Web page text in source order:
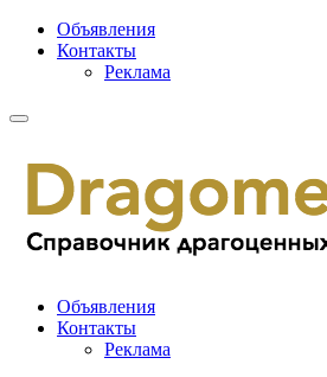
Объявления
Контакты
Реклама
Объявления
Контакты
Реклама